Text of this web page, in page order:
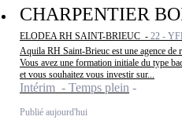
CHARPENTIER
ELODEA RH SAINT-BRIEUC - 22 -
Aquila RH Saint-Brieuc est une agence de
Vous avez une formation initiale du type
et vous souhaitez vous investir sur...
Intérim - Temps plein
Publié aujourd'hui